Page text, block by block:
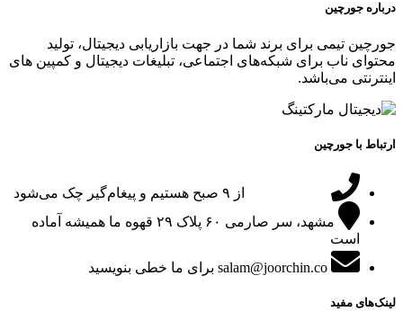
درباره جورچین
جورچین تیمی برای برند شما در جهت بازاریابی دیجیتال، تولید
محتوای ناب برای شبکه‌های اجتماعی، تبلیغات دیجیتال و کمپین های
اینترنتی می‌باشد.
ارتباط با جورچین
از ۹ صبح هستیم و پیغام‌گیر چک می‌شود
مشهد، سر صارمی ۶۰ پلاک ۲۹
قهوه ما همیشه آماده
است
salam@joorchin.co برای ما خطی بنویسید
لینک‌های مفید